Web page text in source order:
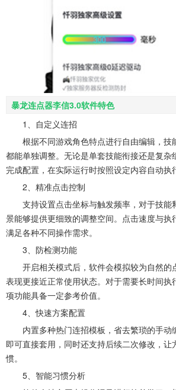
暴龙连点器李信3.0软件特色
1、自定义连招
根据不同游戏角色特点进行自由编辑，技
都能单独调整。无论是单套技能衔接还是复杂
完成配置，在实际运行时按照设定内容自动执
2、精准点击控制
支持设置点击坐标与触发频率，对于技能
景能够提供更细致的调整空间。点击速度与执
满足各种不同操作需求。
3、防检测功能
开启相关模式后，软件会模拟较为自然的
表现更接近正常使用状态。对于需要长时间执
项功能具备一定参考价值。
4、快速方案配置
内置多种热门连招模板，省去繁琐的手动
即可直接套用，同时还支持后续二次修改，让
惯。
5、智能习惯分析